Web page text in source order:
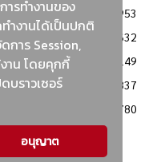
ารทำงานของ
ทำงานได้เป็นปกติ
การ Session,
าน โดยคุกกี้
บราวเซอร์
อนุญาต
1953
ดจ้าง
1632
1149
837
780